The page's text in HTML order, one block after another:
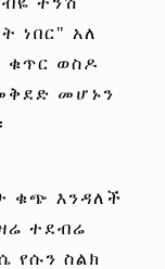
ነበር" አለ
ቁጥር ወስዶ
መሆኑን
ቁጭ እንዳለች
ተደብሬ
የሱን ስልክ